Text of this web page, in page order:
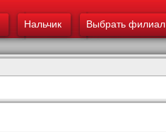
содержанию
Нальчик Выбрать филиал